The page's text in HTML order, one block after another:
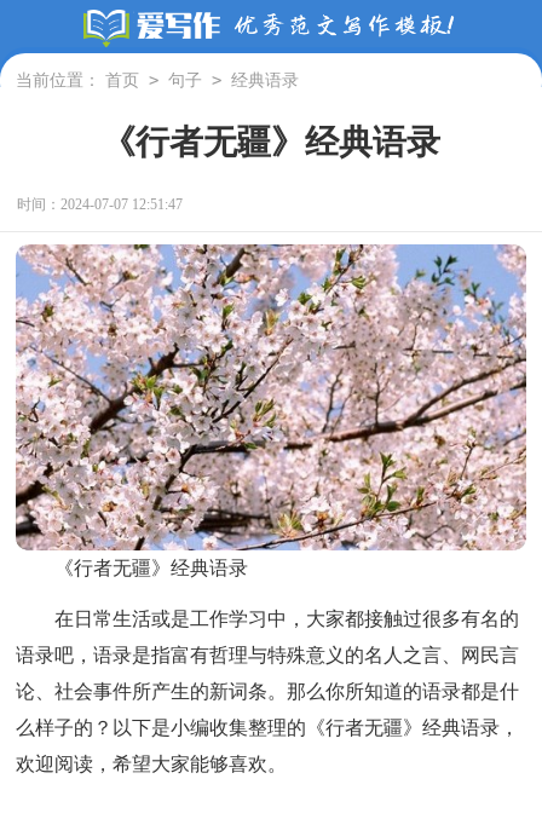
当前位置： 首页 > 句子 > 经典语录
《行者无疆》经典语录
时间：2024-07-07 12:51:47
《行者无疆》经典语录
在日常生活或是工作学习中，大家都接触过很多有名的
语录吧，语录是指富有哲理与特殊意义的名人之言、网民言
论、社会事件所产生的新词条。那么你所知道的语录都是什
么样子的？以下是小编收集整理的《行者无疆》经典语录，
欢迎阅读，希望大家能够喜欢。